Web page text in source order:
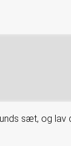
sæt, og lav